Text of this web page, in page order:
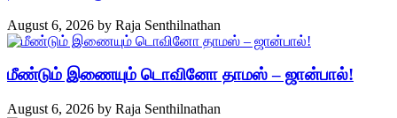
August 6, 2026 by Raja Senthilnathan
மீண்டும் இணையும் டொவினோ தாமஸ் – ஜான்பால்!
August 6, 2026 by Raja Senthilnathan